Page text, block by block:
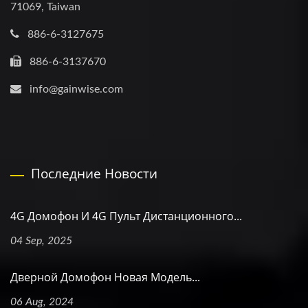
71069, Taiwan
886-6-3127675
886-6-3137670
info@gainwise.com
Последние Новости
4G Домофон И 4G Пульт Дистанционного...
04 Sep, 2025
Дверной Домофон Новая Модель...
06 Aug, 2024